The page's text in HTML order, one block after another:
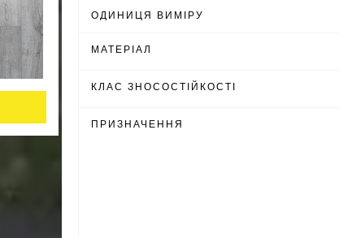
ОДИНИЦЯ ВИМІРУ
МАТЕРІАЛ
КЛАС ЗНОСОСТІЙКОСТІ
ПРИЗНАЧЕННЯ